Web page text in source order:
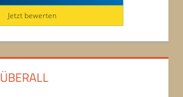
Jetzt bewerten